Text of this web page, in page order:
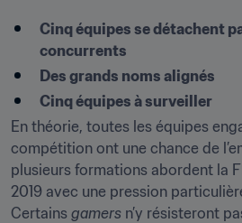
Cinq équipes se détachent
concurrents
Des grands noms alignés
Cinq équipes à surveiller
En théorie, toutes les équipes
compétition ont une chance de
plusieurs formations abordent la
2019 avec une pression
Certains gamers n’y résisteront